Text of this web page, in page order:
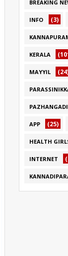
BREAKING
INFO (3)
KERALA
MAYYIL
PAZHANGADI
APP (25)
HEALTH
INTERNET